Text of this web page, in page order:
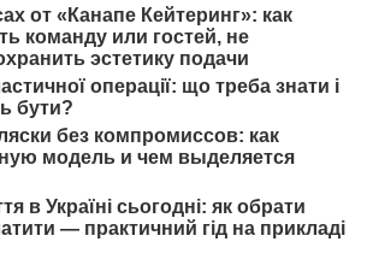
от «Канапе Кейтеринг»: как
команду или гостей, не
эстетику подачи
операції: що треба знати і
бути?
без компромиссов: как
модель и чем выделяется
в Україні сьогодні: як обрати
— практичний гід на прикладі